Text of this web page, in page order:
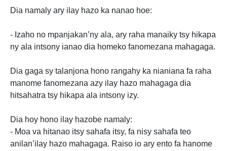
Dia namaly ary ilay hazo ka nanao hoe:
- Izaho no mpanjakan’ny ala, ary raha manaiky tsy hikapa
ny ala intsony ianao dia homeko fanomezana mahagaga.
Dia gaga sy talanjona hono rangahy ka nianiana fa raha
manome fanomezana azy ilay hazo mahagaga dia
hitsahatra tsy hikapa ala intsony izy.
Dia hoy hono ilay hazobe namaly:
- Moa va hitanao itsy sahafa itsy, fa nisy sahafa teo
anilan’ilay hazo mahagaga. Raiso io ary ento fa hanome